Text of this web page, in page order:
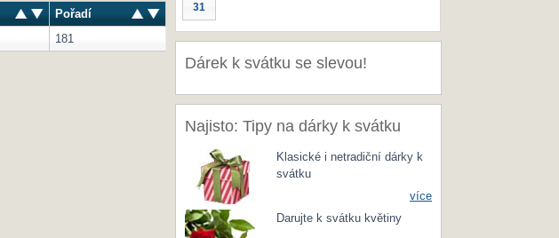
Pořadí
181
31
Dárek k svátku se slevou!
Najisto: Tipy na dárky k svátku
Klasické i netradiční dárky k
svátku
více
Darujte k svátku květiny